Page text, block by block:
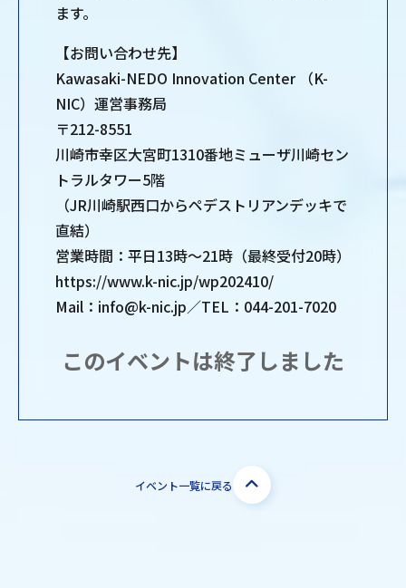
ます。
【お問い合わせ先】
Kawasaki-NEDO Innovation Center （K-
NIC）運営事務局
〒212-8551
川崎市幸区大宮町1310番地ミューザ川崎セン
トラルタワー5階
（JR川崎駅西口からペデストリアンデッキで
直結）
営業時間：平日13時～21時（最終受付20時）
https://www.k-nic.jp/wp202410/
Mail：info@k-nic.jp／TEL：044-201-7020
このイベントは終了しました
イベント一覧に戻る